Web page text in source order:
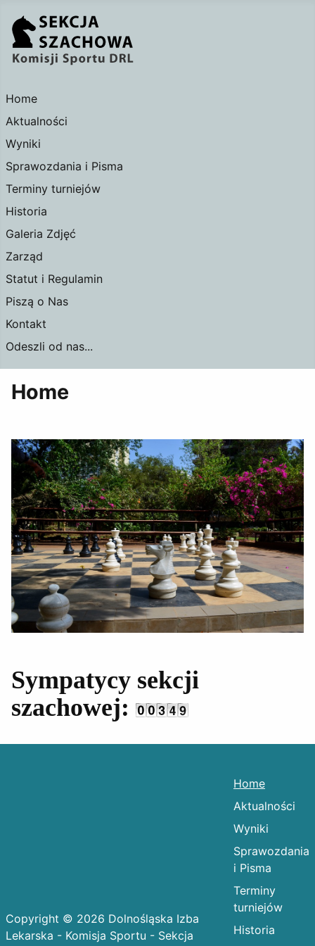
Home
Aktualności
Wyniki
Sprawozdania i Pisma
Terminy turniejów
Historia
Galeria Zdjęć
Zarząd
Statut i Regulamin
Piszą o Nas
Kontakt
Odeszli od nas...
Home
Sympatycy sekcji
szachowej:
Copyright © 2026 Dolnośląska Izba
Lekarska - Komisja Sportu - Sekcja
Home
Aktualności
Wyniki
Sprawozdania
i Pisma
Terminy
turniejów
Historia